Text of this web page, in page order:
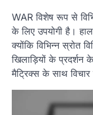
WAR विशेष रूप से
के लिए उपयोगी है।
क्योंकि विभिन्न स्रोत
खिलाड़ियों के
मैट्रिक्स के साथ